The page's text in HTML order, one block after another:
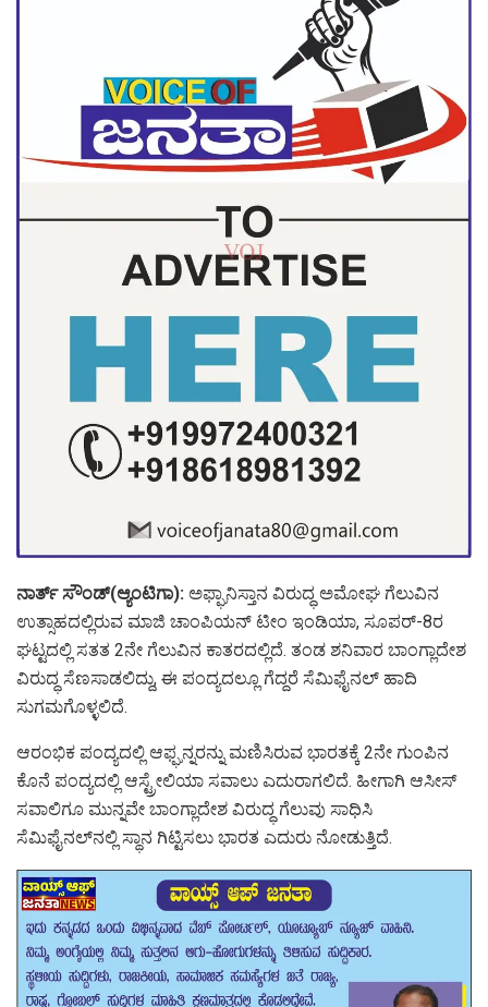
ನಾರ್ತ್‌ ಸೌಂಡ್‌(ಆ್ಯಂಟಿಗಾ): ಅಫ್ಘಾನಿಸ್ತಾನ ವಿರುದ್ಧ ಅಮೋಘ ಗೆಲುವಿನ
ಉತ್ಸಾಹದಲ್ಲಿರುವ ಮಾಜಿ ಚಾಂಪಿಯನ್‌ ಟೀಂ ಇಂಡಿಯಾ, ಸೂಪರ್‌-8ರ
ಘಟ್ಟದಲ್ಲಿ ಸತತ 2ನೇ ಗೆಲುವಿನ ಕಾತರದಲ್ಲಿದೆ. ತಂಡ ಶನಿವಾರ ಬಾಂಗ್ಲಾದೇಶ
ವಿರುದ್ಧ ಸೆಣಸಾಡಲಿದ್ದು, ಈ ಪಂದ್ಯದಲ್ಲೂ ಗೆದ್ದರೆ ಸೆಮಿಫೈನಲ್‌ ಹಾದಿ
ಸುಗಮಗೊಳ್ಳಲಿದೆ.
ಆರಂಭಿಕ ಪಂದ್ಯದಲ್ಲಿ ಆಫ್ಘನ್ನರನ್ನು ಮಣಿಸಿರುವ ಭಾರತಕ್ಕೆ 2ನೇ ಗುಂಪಿನ
ಕೊನೆ ಪಂದ್ಯದಲ್ಲಿ ಆಸ್ಟ್ರೇಲಿಯಾ ಸವಾಲು ಎದುರಾಗಲಿದೆ. ಹೀಗಾಗಿ ಆಸೀಸ್‌
ಸವಾಲಿಗೂ ಮುನ್ನವೇ ಬಾಂಗ್ಲಾದೇಶ ವಿರುದ್ಧ ಗೆಲುವು ಸಾಧಿಸಿ
ಸೆಮಿಫೈನಲ್‌ನಲ್ಲಿ ಸ್ಥಾನ ಗಿಟ್ಟಿಸಲು ಭಾರತ ಎದುರು ನೋಡುತ್ತಿದೆ.